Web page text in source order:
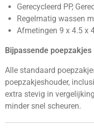
Gerecycleerd PP,
Regelmatig wassen
Afmetingen 9 x 4.5 x
Bijpassende poepzakjes
Alle standaard
poepzakjeshouder,
extra stevig in
minder snel scheuren.